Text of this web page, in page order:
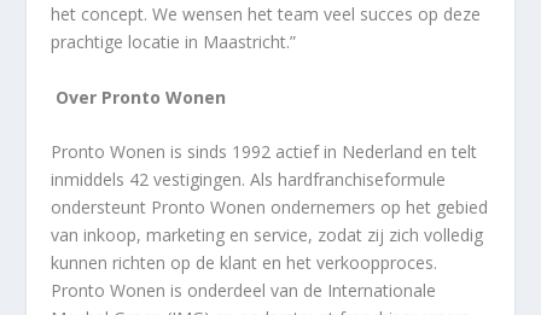
het concept. We wensen het team veel succes op deze
prachtige locatie in Maastricht.”
Over Pronto Wonen
Pronto Wonen is sinds 1992 actief in Nederland en telt
inmiddels 42 vestigingen. Als hardfranchiseformule
ondersteunt Pronto Wonen ondernemers op het gebied
van inkoop, marketing en service, zodat zij zich volledig
kunnen richten op de klant en het verkoopproces.
Pronto Wonen is onderdeel van de Internationale